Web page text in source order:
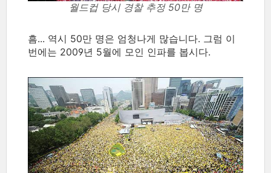
월드컵 당시 경찰 추정 50만 명
흠... 역시 50만 명은 엄청나게 많습니다. 그럼 이
번에는 2009년 5월에 모인 인파를 봅시다.